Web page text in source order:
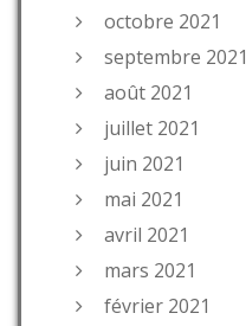
octobre 2021
septembre 2021
août 2021
juillet 2021
juin 2021
mai 2021
avril 2021
mars 2021
février 2021